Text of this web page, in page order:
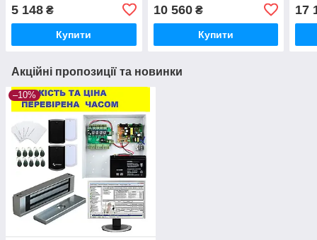
ZKTeco Horus TL1
5 148 ₴
Купити
10 560₴
Купити
17
Акційні пропозиції та новинки
–10%